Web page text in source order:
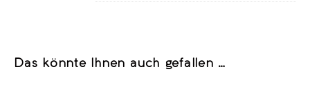
Das könnte Ihnen auch gefallen …